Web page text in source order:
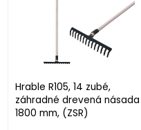
Hrable R105, 14 zubé,
záhradné drevená násada
1800 mm, (ZSR)